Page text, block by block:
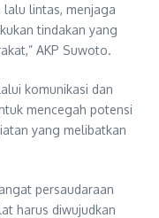
lintas, menjaga
tindakan yang
AKP Suwoto.
komunikasi dan
mencegah potensi
yang melibatkan
persaudaraan
harus diwujudkan